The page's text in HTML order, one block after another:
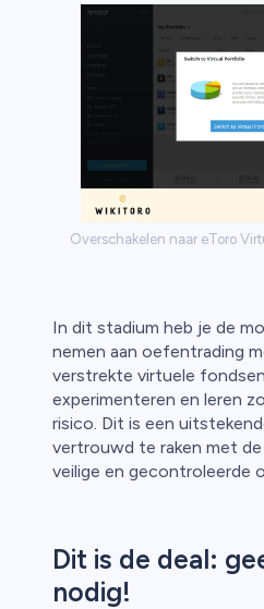
Overschakelen naar eToro
In dit stadium heb je de
nemen aan oefentrading
verstrekte virtuele
experimenteren en leren
risico. Dit is een
vertrouwd te raken met
veilige en gecontroleerde
Dit is de deal:
nodig!